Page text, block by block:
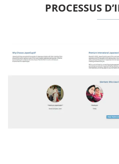
PROCESSUS